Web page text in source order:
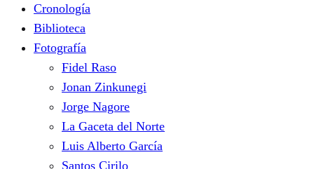
Cronología
Biblioteca
Fotografía
Fidel Raso
Jonan Zinkunegi
Jorge Nagore
La Gaceta del Norte
Luis Alberto García
Santos Cirilo